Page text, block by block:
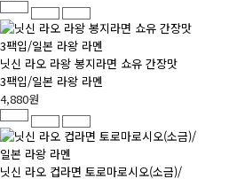
닛신 라오 라왕 봉지라면 쇼유 간장맛
3팩입/일본 라왕 라멘
4,880원
닛신 라오 컵라면 토로마로시오(소금)/